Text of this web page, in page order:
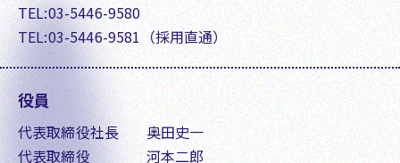
TEL:03-5446-9580
TEL:03-5446-9581（採用直通）
役員
代表取締役社長
奥田史一
代表取締役
河本二郎